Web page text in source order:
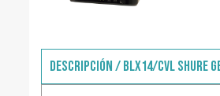
DESCRIPCIÓN / BLX14/CVL SHURE